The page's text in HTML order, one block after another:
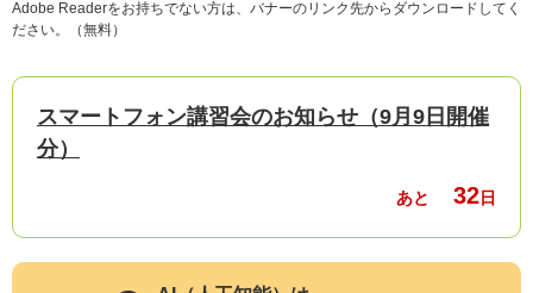
Adobe Readerをお持ちでない方は、バナーのリンク先からダウンロードしてく
ださい。（無料）
スマートフォン講習会のお知らせ（9月9日開催
分）
あと 32日